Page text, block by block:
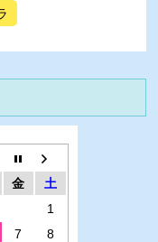
金
土
1
7
8